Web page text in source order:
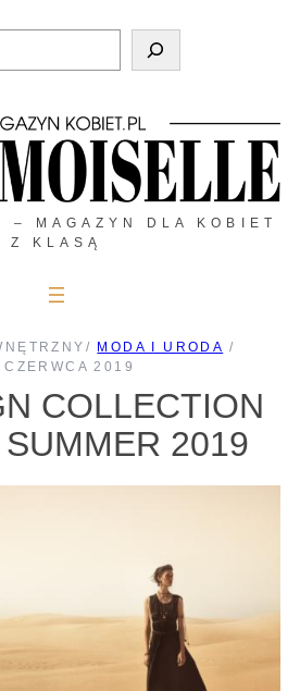
– MAGAZYN DLA KOBIET
Z KLASĄ
/ MODA I URODA /
CZERWCA 2019
COLLECTION
2019